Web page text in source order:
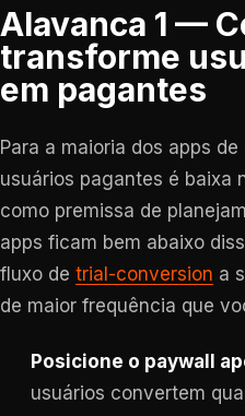
Alavanca 1 —
transforme
em pagantes
Para a maioria dos apps
usuários pagantes é baixa
como premissa de
apps ficam bem abaixo
fluxo de trial-conversion a
de maior frequência que
Posicione o paywall
usuários convertem